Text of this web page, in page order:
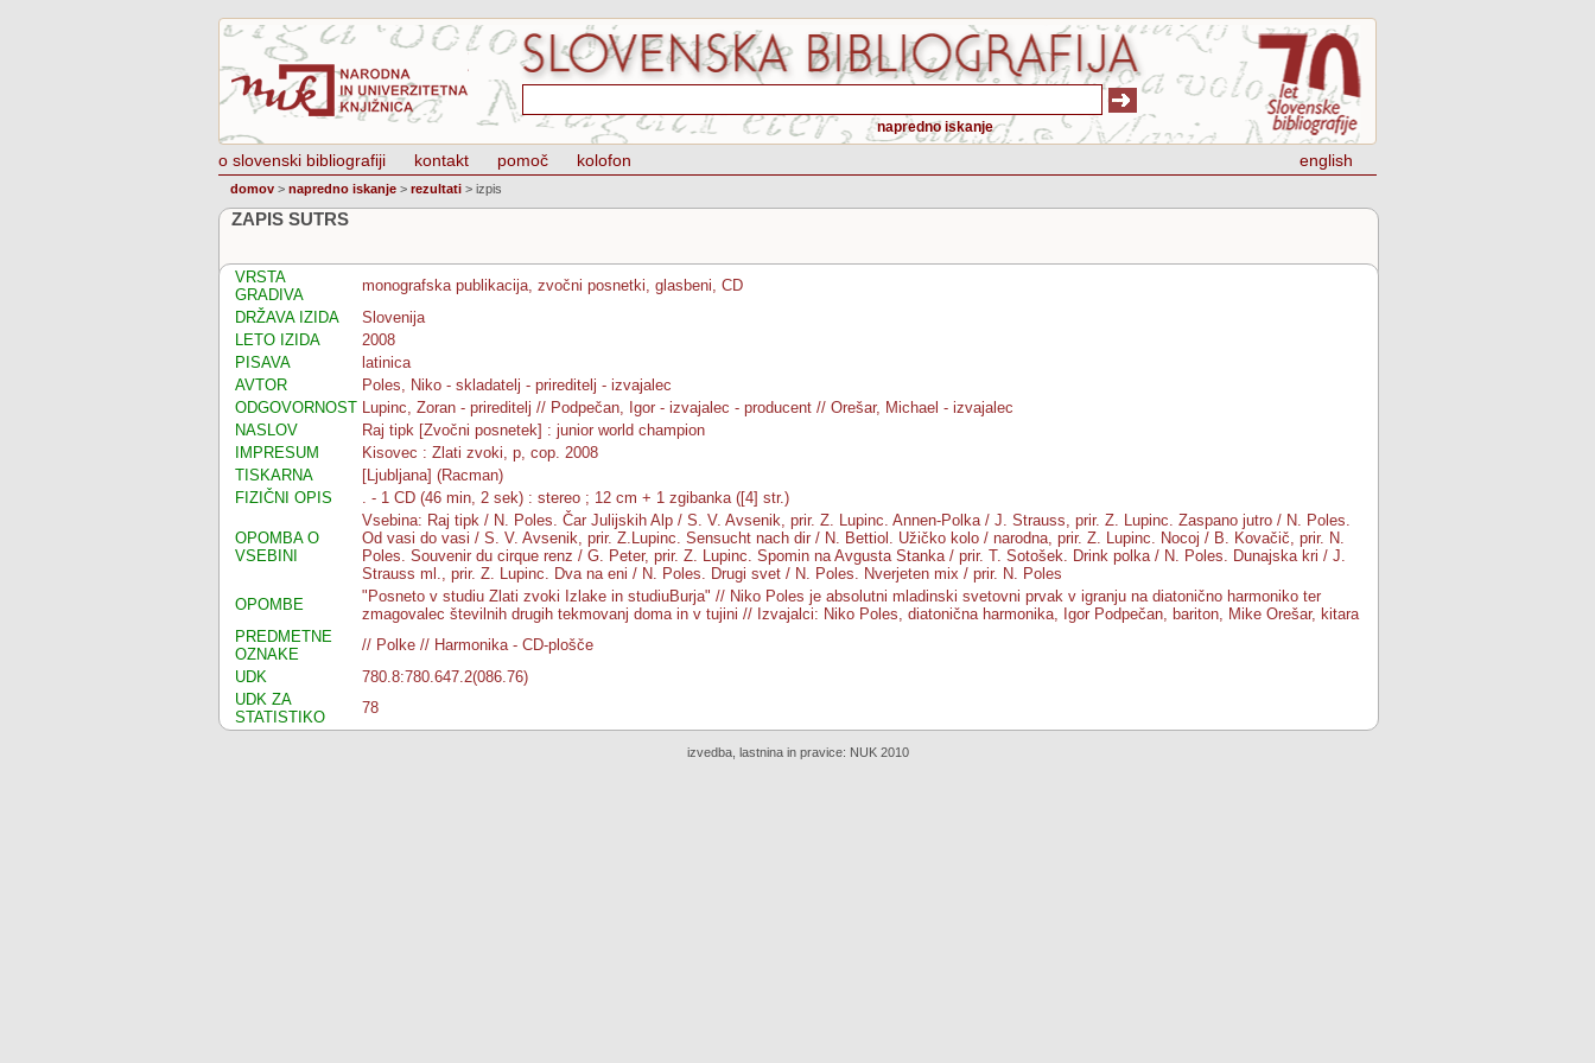
napredno iskanje
o slovenski bibliografiji kontakt pomoč kolofon english
domov > napredno iskanje > rezultati > izpis
ZAPIS SUTRS
VRSTA
GRADIVA
monografska publikacija, zvočni posnetki, glasbeni, CD
DRŽAVA IZIDA
Slovenija
LETO IZIDA
2008
PISAVA
latinica
AVTOR
Poles, Niko - skladatelj - prireditelj - izvajalec
ODGOVORNOST Lupinc, Zoran - prireditelj // Podpečan, Igor - izvajalec - producent // Orešar, Michael - izvajalec
NASLOV
Raj tipk [Zvočni posnetek] : junior world champion
IMPRESUM
Kisovec : Zlati zvoki, p, cop. 2008
TISKARNA
[Ljubljana] (Racman)
FIZIČNI OPIS
. - 1 CD (46 min, 2 sek) : stereo ; 12 cm + 1 zgibanka ([4] str.)
OPOMBA O
VSEBINI
Vsebina: Raj tipk / N. Poles. Čar Julijskih Alp / S. V. Avsenik, prir. Z. Lupinc. Annen-Polka / J. Strauss, prir. Z. Lupinc. Zaspano jutro / N. Poles.
Od vasi do vasi / S. V. Avsenik, prir. Z.Lupinc. Sensucht nach dir / N. Bettiol. Užičko kolo / narodna, prir. Z. Lupinc. Nocoj / B. Kovačič, prir. N.
Poles. Souvenir du cirque renz / G. Peter, prir. Z. Lupinc. Spomin na Avgusta Stanka / prir. T. Sotošek. Drink polka / N. Poles. Dunajska kri / J.
Strauss ml., prir. Z. Lupinc. Dva na eni / N. Poles. Drugi svet / N. Poles. Nverjeten mix / prir. N. Poles
OPOMBE
"Posneto v studiu Zlati zvoki Izlake in studiuBurja" // Niko Poles je absolutni mladinski svetovni prvak v igranju na diatonično harmoniko ter
zmagovalec številnih drugih tekmovanj doma in v tujini // Izvajalci: Niko Poles, diatonična harmonika, Igor Podpečan, bariton, Mike Orešar, kitara
PREDMETNE
OZNAKE
// Polke // Harmonika - CD-plošče
UDK
780.8:780.647.2(086.76)
UDK ZA
STATISTIKO
78
izvedba, lastnina in pravice: NUK 2010